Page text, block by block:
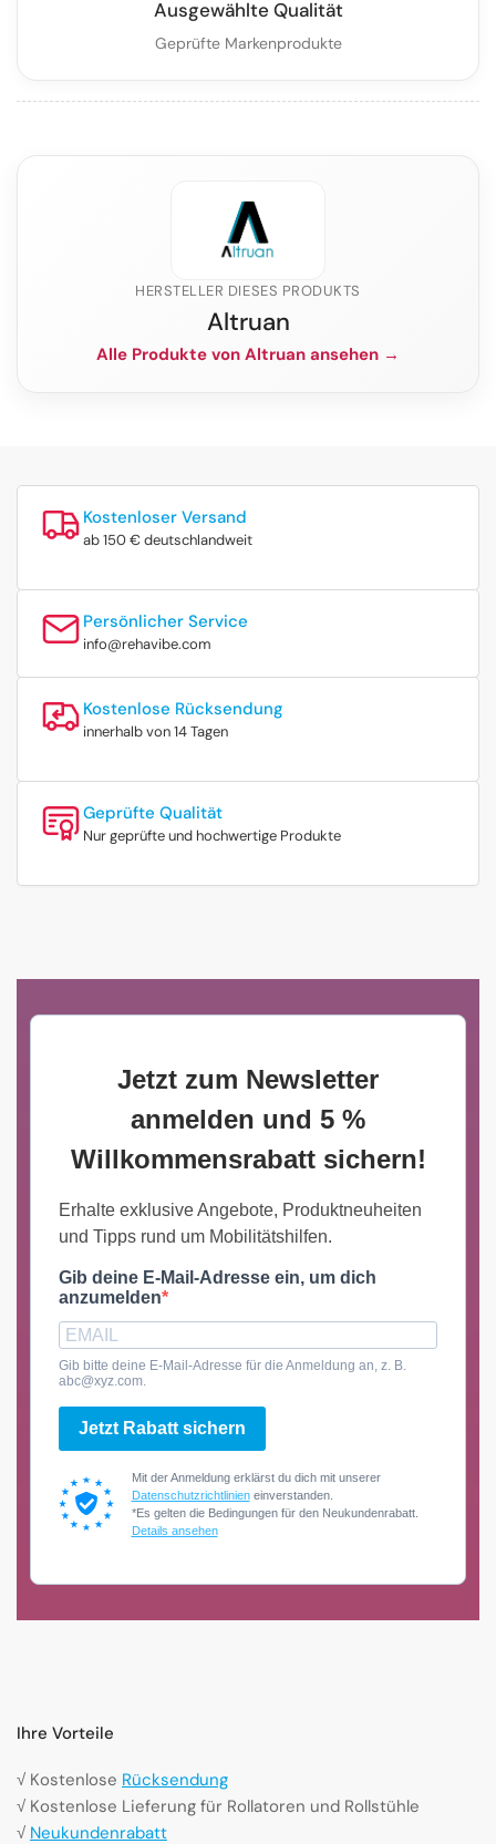
Ausgewählte Qualität
Geprüfte Markenprodukte
HERSTELLER DIESES PRODUKTS
Altruan
Alle Produkte von Altruan ansehen →
Kostenloser Versand
ab 150 € deutschlandweit
Persönlicher Service
info@rehavibe.com
Kostenlose Rücksendung
innerhalb von 14 Tagen
Geprüfte Qualität
Nur geprüfte und hochwertige Produkte
Jetzt zum Newsletter
anmelden und 5 %
Willkommensrabatt sichern!
Erhalte exklusive Angebote, Produktneuheiten
und Tipps rund um Mobilitätshilfen.
Gib deine E-Mail-Adresse ein, um dich
anzumelden
Gib bitte deine E-Mail-Adresse für die Anmeldung an, z. B.
abc@xyz.com.
Jetzt Rabatt sichern
Mit der Anmeldung erklärst du dich mit unserer
Datenschutzrichtlinieneinverstanden.
*Es gelten die Bedingungen für den Neukundenrabatt.
Details ansehen
Ihre Vorteile
√ Kostenlose Rücksendung
√ Kostenlose Lieferung für Rollatoren und Rollstühle
√ Neukundenrabatt